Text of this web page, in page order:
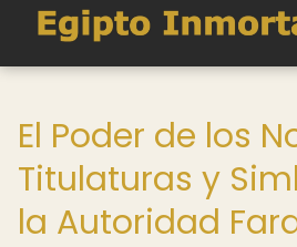
El Poder de los
Titulaturas y
la Autoridad